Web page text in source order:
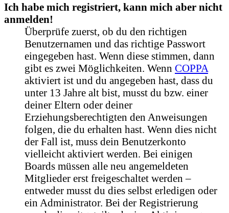
Ich habe mich registriert, kann mich aber nicht
anmelden!
Überprüfe zuerst, ob du den richtigen
Benutzernamen und das richtige Passwort
eingegeben hast. Wenn diese stimmen, dann
gibt es zwei Möglichkeiten. Wenn COPPA
aktiviert ist und du angegeben hast, dass du
unter 13 Jahre alt bist, musst du bzw. einer
deiner Eltern oder deiner
Erziehungsberechtigten den Anweisungen
folgen, die du erhalten hast. Wenn dies nicht
der Fall ist, muss dein Benutzerkonto
vielleicht aktiviert werden. Bei einigen
Boards müssen alle neu angemeldeten
Mitglieder erst freigeschaltet werden –
entweder musst du dies selbst erledigen oder
ein Administrator. Bei der Registrierung